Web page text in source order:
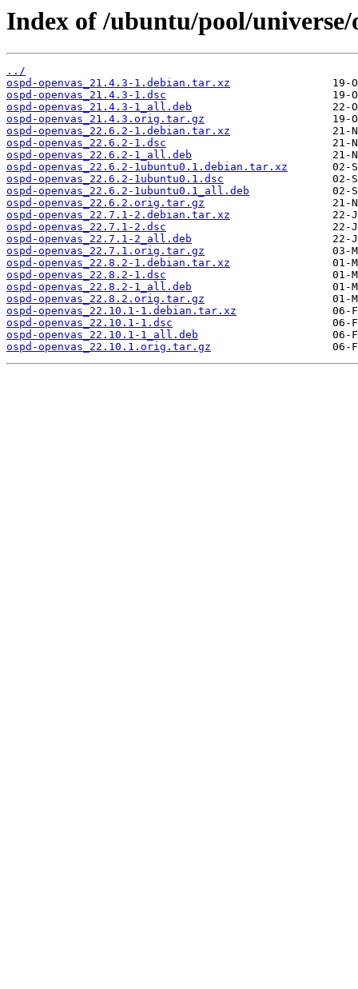
Index of /ubuntu/pool/universe/
../
ospd-openvas_21.4.3-1.debian.tar.xz
ospd-openvas_21.4.3-1.dsc
ospd-openvas_21.4.3-1_all.deb
ospd-openvas_21.4.3.orig.tar.gz
ospd-openvas_22.6.2-1.debian.tar.xz
ospd-openvas_22.6.2-1.dsc
ospd-openvas_22.6.2-1_all.deb
ospd-openvas_22.6.2-1ubuntu0.1.debian.tar.xz
ospd-openvas_22.6.2-1ubuntu0.1.dsc
ospd-openvas_22.6.2-1ubuntu0.1_all.deb
ospd-openvas_22.6.2.orig.tar.gz
ospd-openvas_22.7.1-2.debian.tar.xz
ospd-openvas_22.7.1-2.dsc
ospd-openvas_22.7.1-2_all.deb
ospd-openvas_22.7.1.orig.tar.gz
ospd-openvas_22.8.2-1.debian.tar.xz
ospd-openvas_22.8.2-1.dsc
ospd-openvas_22.8.2-1_all.deb
ospd-openvas_22.8.2.orig.tar.gz
ospd-openvas_22.10.1-1.debian.tar.xz
ospd-openvas_22.10.1-1.dsc
ospd-openvas_22.10.1-1_all.deb
ospd-openvas_22.10.1.orig.tar.gz